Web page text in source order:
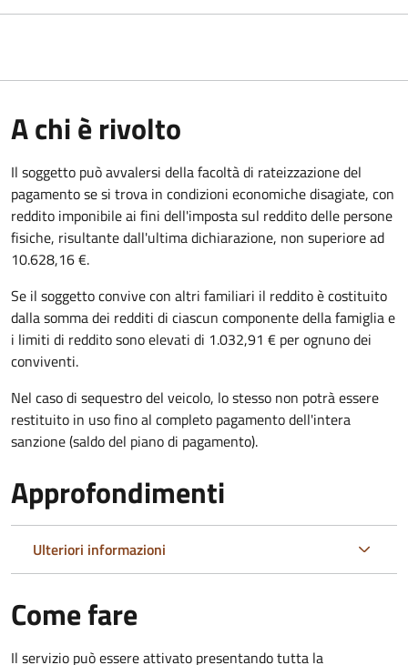
A chi è rivolto
Il soggetto può avvalersi della facoltà di rateizzazione del
pagamento se si trova in condizioni economiche disagiate, con
reddito imponibile ai fini dell'imposta sul reddito delle persone
fisiche, risultante dall'ultima dichiarazione, non superiore ad
10.628,16 €.
Se il soggetto convive con altri familiari il reddito è costituito
dalla somma dei redditi di ciascun componente della famiglia e
i limiti di reddito sono elevati di 1.032,91 € per ognuno dei
conviventi.
Nel caso di sequestro del veicolo, lo stesso non potrà essere
restituito in uso fino al completo pagamento dell'intera
sanzione (saldo del piano di pagamento).
Approfondimenti
Ulteriori informazioni
Come fare
Il servizio può essere attivato presentando tutta la